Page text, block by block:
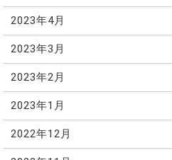
2023年4月
2023年3月
2023年2月
2023年1月
2022年12月